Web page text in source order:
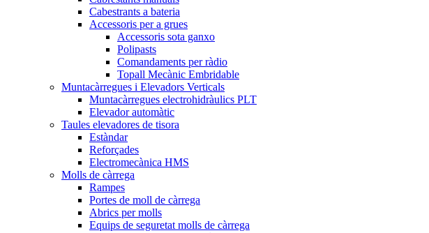
Cabestrants a bateria
Accessoris per a grues
Accessoris sota ganxo
Polipasts
Comandaments per ràdio
Topall Mecànic Embridable
Muntacàrregues i Elevadors Verticals
Muntacàrregues electrohidràulics PLT
Elevador automàtic
Taules elevadores de tisora
Estàndar
Reforçades
Electromecànica HMS
Molls de càrrega
Rampes
Portes de moll de càrrega
Abrics per molls
Equips de seguretat molls de càrrega